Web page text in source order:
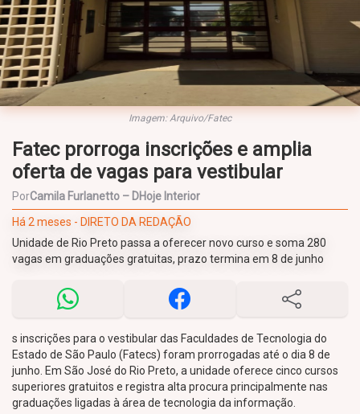
Imagem: Arquivo/Fatec
Fatec prorroga inscrições e amplia
oferta de vagas para vestibular
PorCamila Furlanetto – DHoje Interior
Há 2 meses - DIRETO DA REDAÇÃO
Unidade de Rio Preto passa a oferecer novo curso e soma 280
vagas em graduações gratuitas, prazo termina em 8 de junho
s inscrições para o vestibular das Faculdades de Tecnologia do
Estado de São Paulo (Fatecs) foram prorrogadas até o dia 8 de
junho. Em São José do Rio Preto, a unidade oferece cinco cursos
superiores gratuitos e registra alta procura principalmente nas
graduações ligadas à área de tecnologia da informação.